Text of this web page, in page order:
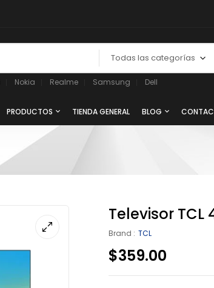
Todas las categorías
Nokia Realme Samsung Dell
PRODUCTOS TIENDA GENERAL BLOG
Televisor TCL
Brand : TCL
$359.00